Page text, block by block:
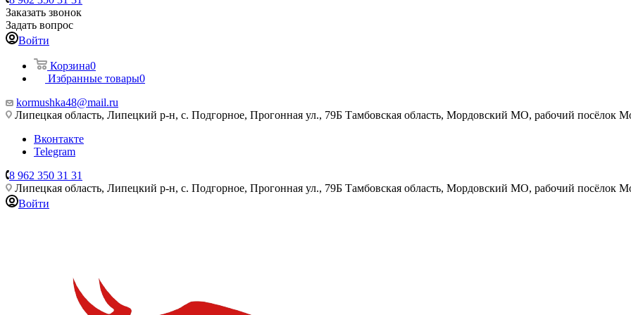
Заказать звонок
Задать вопрос
Войти
Корзина0
Избранные товары0
kormushka48@mail.ru
Липецкая область, Липецкий р-н, с. Подгорное, Прогонная ул., 79Б Тамбовская область, Мордовский МО, рабочий посёлок
Вконтакте
Telegram
8 962 350 31 31
Липецкая область, Липецкий р-н, с. Подгорное, Прогонная ул., 79Б Тамбовская область, Мордовский МО, рабочий посёлок
Войти